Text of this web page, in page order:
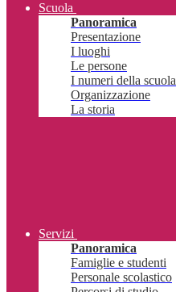
Scuola
Panoramica
Presentazione
I luoghi
Le persone
I numeri della scuola
Organizzazione
La storia
Servizi
Panoramica
Famiglie e studenti
Personale scolastico